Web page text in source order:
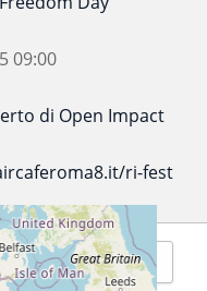
09:00
di Open Impact
ri-fest
.ics (Outlook)